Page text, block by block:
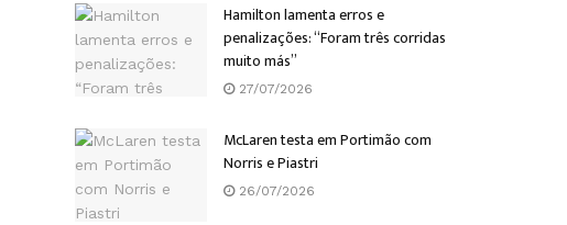
Hamilton lamenta erros e
penalizações: “Foram três corridas
muito más”
27/07/2026
McLaren testa em Portimão com
Norris e Piastri
26/07/2026